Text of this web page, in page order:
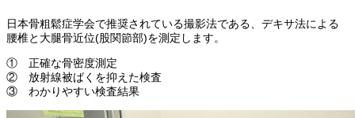
日本骨粗鬆症学会で推奨されている撮影法である、デキサ法による
腰椎と大腿骨近位(股関節部)を測定します。
① 正確な骨密度測定
② 放射線被ばくを抑えた検査
③ わかりやすい検査結果